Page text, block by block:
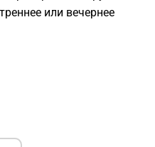
или вечернее